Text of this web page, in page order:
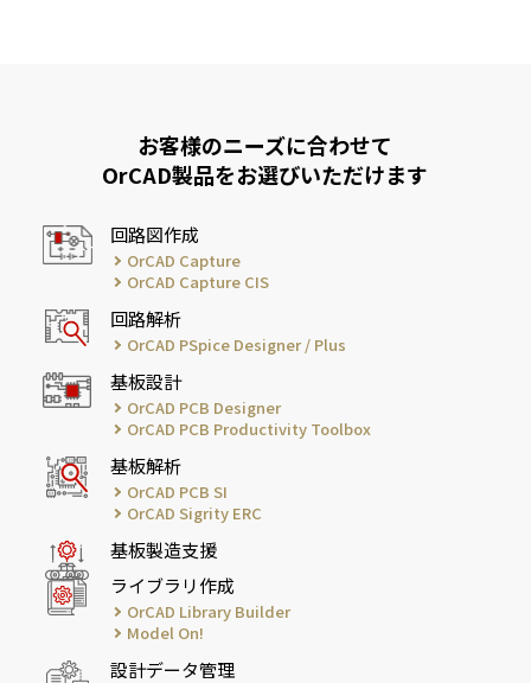
お客様のニーズに合わせて
OrCAD製品をお選びいただけます
回路図作成
OrCAD Capture
OrCAD Capture CIS
回路解析
OrCAD PSpice Designer / Plus
基板設計
OrCAD PCB Designer
OrCAD PCB Productivity Toolbox
基板解析
OrCAD PCB SI
OrCAD Sigrity ERC
基板製造支援
ライブラリ作成
OrCAD Library Builder
Model On!
設計データ管理